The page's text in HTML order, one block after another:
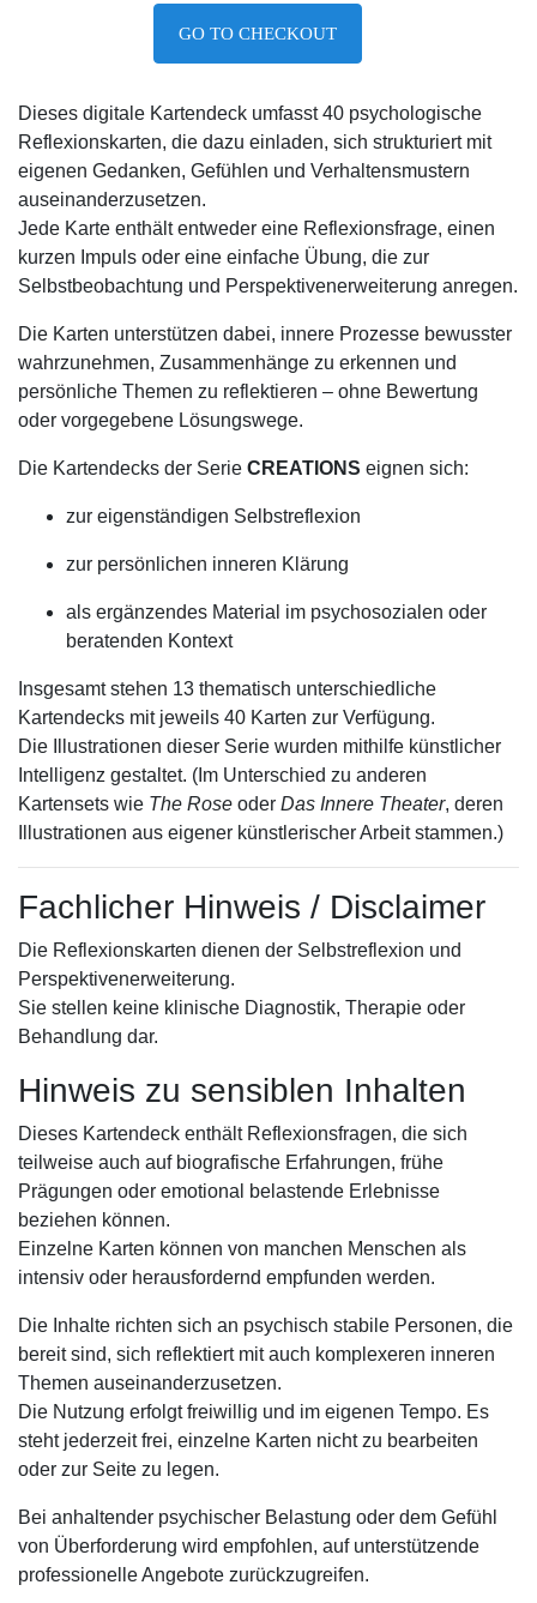
GO TO CHECKOUT
Dieses digitale Kartendeck umfasst 40 psychologische
Reflexionskarten, die dazu einladen, sich strukturiert mit
eigenen Gedanken, Gefühlen und Verhaltensmustern
auseinanderzusetzen.
Jede Karte enthält entweder eine Reflexionsfrage, einen
kurzen Impuls oder eine einfache Übung, die zur
Selbstbeobachtung und Perspektivenerweiterung anregen.
Die Karten unterstützen dabei, innere Prozesse bewusster
wahrzunehmen, Zusammenhänge zu erkennen und
persönliche Themen zu reflektieren – ohne Bewertung
oder vorgegebene Lösungswege.
Die Kartendecks der Serie CREATIONS eignen sich:
zur eigenständigen Selbstreflexion
zur persönlichen inneren Klärung
als ergänzendes Material im psychosozialen oder
beratenden Kontext
Insgesamt stehen 13 thematisch unterschiedliche
Kartendecks mit jeweils 40 Karten zur Verfügung.
Die Illustrationen dieser Serie wurden mithilfe künstlicher
Intelligenz gestaltet. (Im Unterschied zu anderen
Kartensets wie The Rose oder Das Innere Theater, deren
Illustrationen aus eigener künstlerischer Arbeit stammen.)
Fachlicher Hinweis / Disclaimer
Die Reflexionskarten dienen der Selbstreflexion und
Perspektivenerweiterung.
Sie stellen keine klinische Diagnostik, Therapie oder
Behandlung dar.
Hinweis zu sensiblen Inhalten
Dieses Kartendeck enthält Reflexionsfragen, die sich
teilweise auch auf biografische Erfahrungen, frühe
Prägungen oder emotional belastende Erlebnisse
beziehen können.
Einzelne Karten können von manchen Menschen als
intensiv oder herausfordernd empfunden werden.
Die Inhalte richten sich an psychisch stabile Personen, die
bereit sind, sich reflektiert mit auch komplexeren inneren
Themen auseinanderzusetzen.
Die Nutzung erfolgt freiwillig und im eigenen Tempo. Es
steht jederzeit frei, einzelne Karten nicht zu bearbeiten
oder zur Seite zu legen.
Bei anhaltender psychischer Belastung oder dem Gefühl
von Überforderung wird empfohlen, auf unterstützende
professionelle Angebote zurückzugreifen.